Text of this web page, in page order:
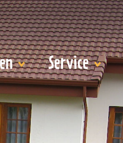
Service